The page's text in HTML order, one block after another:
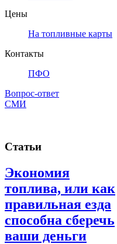
Цены
На топливные карты
Контакты
ПФО
Вопрос-ответ
СМИ
Статьи
Экономия
топлива, или как
правильная езда
способна сберечь
ваши деньги